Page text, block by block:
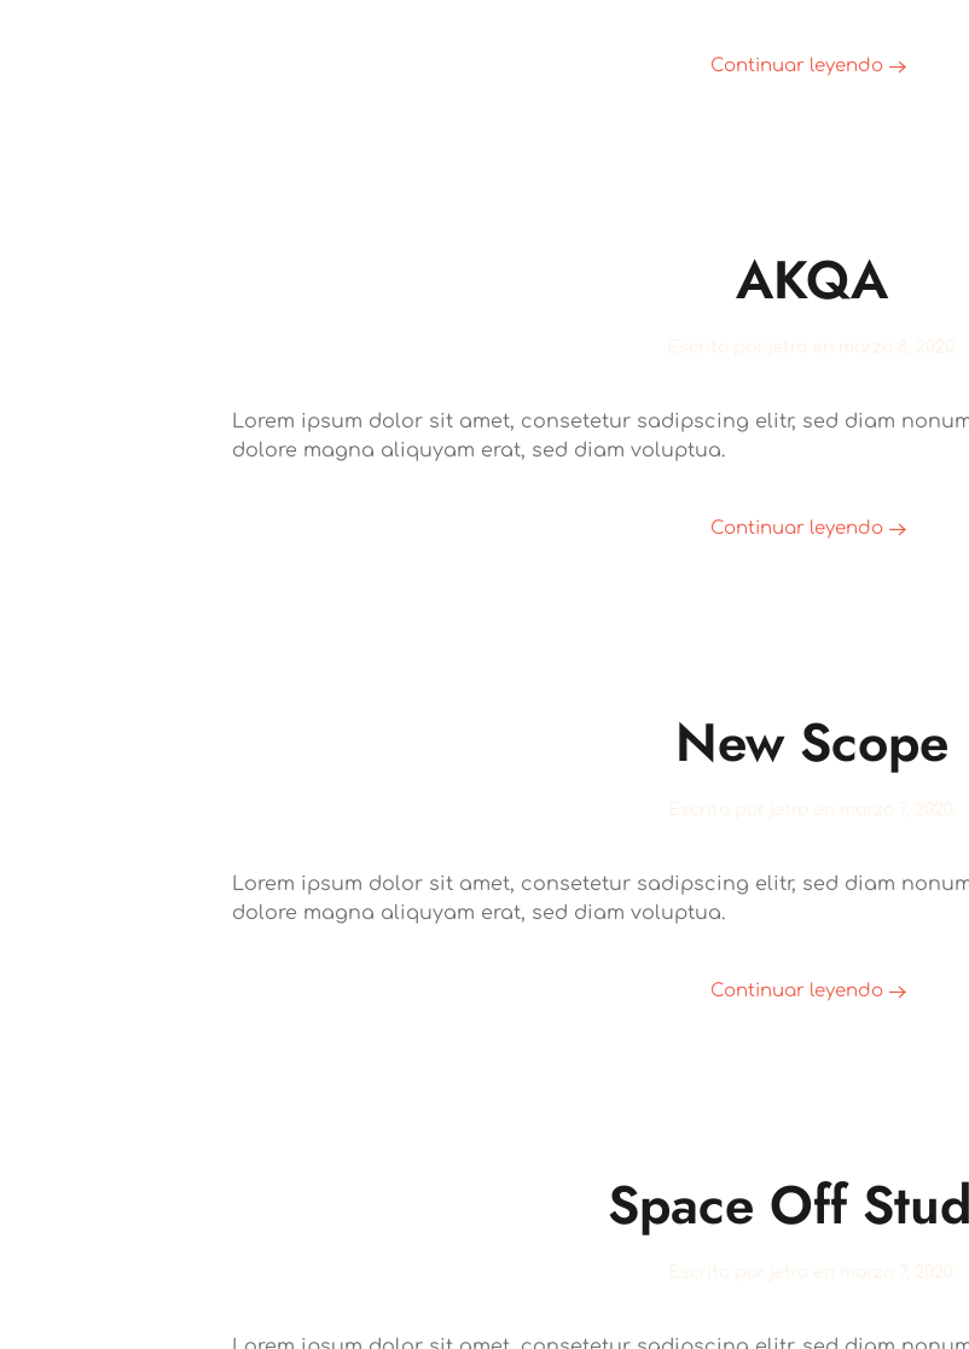
Continuar leyendo
AKQA
Escrito por jetro en marzo 8, 2020.
Lorem ipsum dolor sit amet, consetetur sadipscing elitr, sed diam
dolore magna aliquyam erat, sed diam voluptua.
Continuar leyendo
New Scope
Escrito por jetro en marzo 7, 2020.
Lorem ipsum dolor sit amet, consetetur sadipscing elitr, sed diam
dolore magna aliquyam erat, sed diam voluptua.
Continuar leyendo
Space Off
Escrito por jetro en marzo 7, 2020.